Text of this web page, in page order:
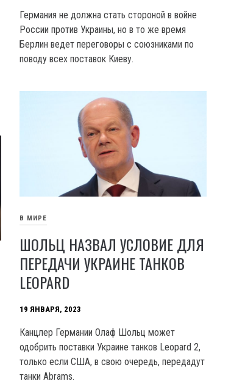
Германия не должна стать стороной в войне
России против Украины, но в то же время
Берлин ведет переговоры с союзниками по
поводу всех поставок Киеву.
В МИРЕ
ШОЛЬЦ НАЗВАЛ УСЛОВИЕ ДЛЯ
ПЕРЕДАЧИ УКРАИНЕ ТАНКОВ
LEOPARD
19 ЯНВАРЯ, 2023
Канцлер Германии Олаф Шольц может
одобрить поставки Украине танков Leopard 2,
только если США, в свою очередь, передадут
танки Abrams.